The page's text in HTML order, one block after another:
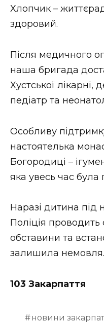
Хлопчик –
здоровий.
Після медичного
наша бригада
Хустської лікарні,
педіатр та
Особливу
настоятелька
Богородиці –
яка увесь час була
Наразі дитина під
Поліція проводить
обставини та
залишила немовля.
103 Закарпаття
новини